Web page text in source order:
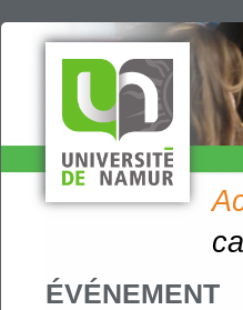
ÉVÉNEMENT